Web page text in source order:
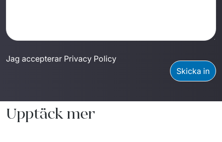
Jag accepterar Privacy Policy
Skicka in
Upptäck mer